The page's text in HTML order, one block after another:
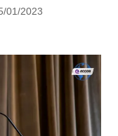
01/2023